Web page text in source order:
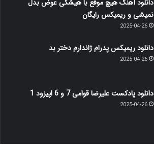
دانلود آهنگ هیچ موقع با هیشکی عوض بدل
نمیشی و ریمیکس رایگان
2025-04-26
دانلود ریمیکس پدرام ژاندارم دختر بد
2025-04-26
دانلود پادکست علیرضا قوامی 7 و 6 اپیزود 1
2025-04-26